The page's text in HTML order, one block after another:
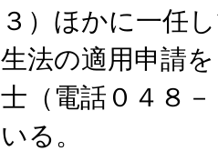
３）ほかに一任
生法の適用申請
士（電話０４８
いる。